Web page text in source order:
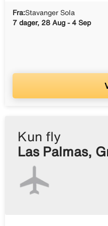
Fra:Stavanger Sola
7 dager, 28 Aug - 4 Sep
Kun fly
Las Palmas,